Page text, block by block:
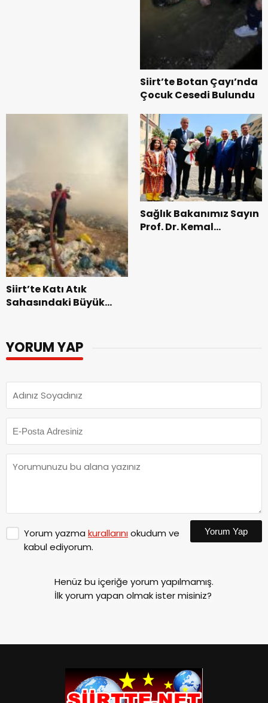
Siirt’te Botan Çayı’nda
Çocuk Cesedi Bulundu
Siirt’te Katı Atık
Sahasındaki Büyük
Kontrol Altına Alındı
Sağlık Bakanımız Sayın
Prof. Dr. Kemal
YORUM YAP
Yorum yazma kurallarınıokudum ve
kabul ediyorum.
Yorum Yap
Henüz bu içeriğe yorum yapılmamış.
İlk yorum yapan olmak ister misiniz?